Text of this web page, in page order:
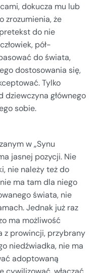
dokucza mu lub
zrozumienia, że
do nie
pół-
do świata,
dostosowania się,
Tylko
dziewczyna głównego
sobie.
w „Synu
jasnej pozycji. Nie
nie należy też do
ma tam dla niego
świata, nie
Jednak już raz
ma możliwość
z prowincji, przybrany
niedźwiadka, nie ma
adoptowaną